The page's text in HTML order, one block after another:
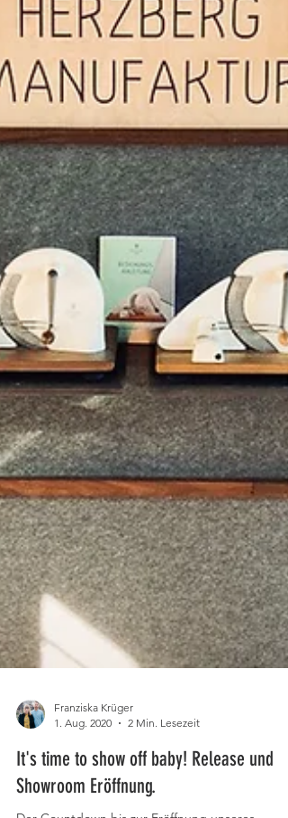
Franziska Krüger
1. Aug. 2020
2 Min. Lesezeit
It's time to show off baby! Release und
Showroom Eröffnung.